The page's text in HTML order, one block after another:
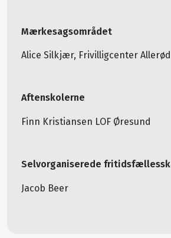
Mærkesagsområdet
Alice Silkjær, Frivilligcenter Allerød
Aftenskolerne
Finn Kristiansen LOF Øresund
Selvorganiserede
Jacob Beer